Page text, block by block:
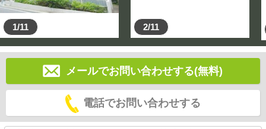
1/11 2/11
メールでお問い合わせする(無料)
電話でお問い合わせする